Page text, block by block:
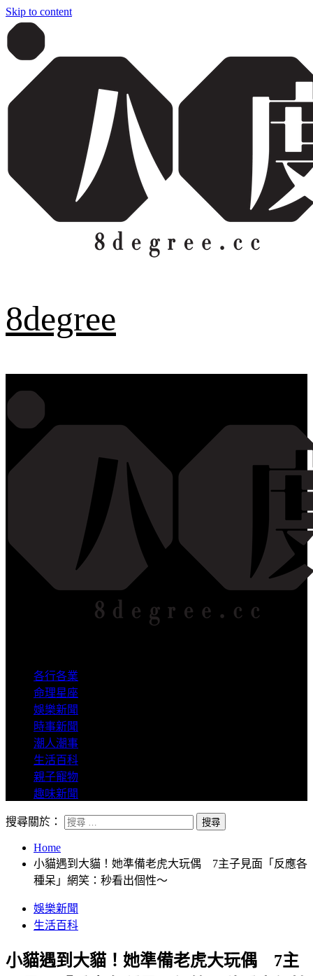
Skip to content
8degree
各行各業
命理星座
娛樂新聞
時事新聞
潮人潮事
生活百科
親子寵物
趣味新聞
搜尋關於：
Home
小貓遇到大貓！她準備老虎大玩偶 7主子見面「反應各
種呆」網笑：秒看出個性～
娛樂新聞
生活百科
小貓遇到大貓！她準備老虎大玩偶 7主